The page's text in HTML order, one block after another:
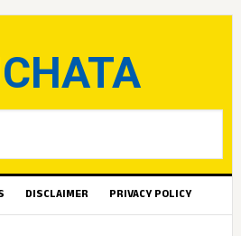
DISCLAIMER PRIVACY POLICY